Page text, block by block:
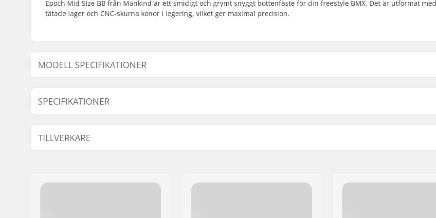
Epoch Mid Size BB från Mankind är ett smidigt och grymt snyggt bottenfäste för din freestyle BMX. Det är utformat
tätade lager och CNC-skurna konor i legering, vilket ger maximal precision.
MODELL SPECIFIKATIONER
19mm
SPECIFIKATIONER
Bottom Bracket: Mid Vikt:
TILLVERKARE